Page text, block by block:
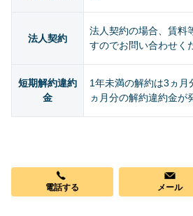
法人契約
法人契約の場合、賃料
すのでお問い合わせく
短期解約違約
金
1年未満の解約は3ヵ月
ヵ月分の解約違約金が
電話する メール